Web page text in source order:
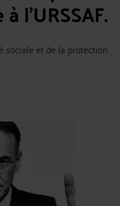
l'URSSAF.
sociale et de la protection